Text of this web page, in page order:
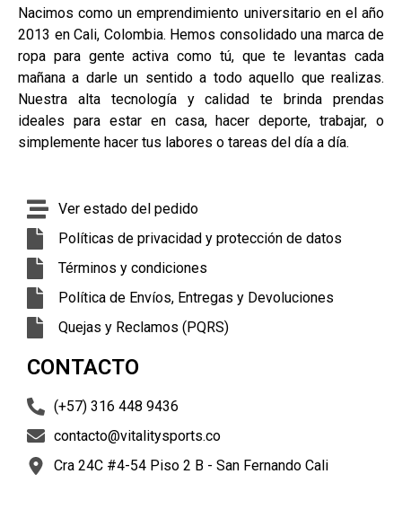
Nacimos como un emprendimiento universitario en el año
2013 en Cali, Colombia. Hemos consolidado una marca de
ropa para gente activa como tú, que te levantas cada
mañana a darle un sentido a todo aquello que realizas.
Nuestra alta tecnología y calidad te brinda prendas
ideales para estar en casa, hacer deporte, trabajar, o
simplemente hacer tus labores o tareas del día a día.
Ver estado del pedido
Políticas de privacidad y protección de datos
Términos y condiciones
Política de Envíos, Entregas y Devoluciones
Quejas y Reclamos (PQRS)
CONTACTO
(+57) 316 448 9436
contacto@vitalitysports.co
Cra 24C #4-54 Piso 2 B - San Fernando Cali